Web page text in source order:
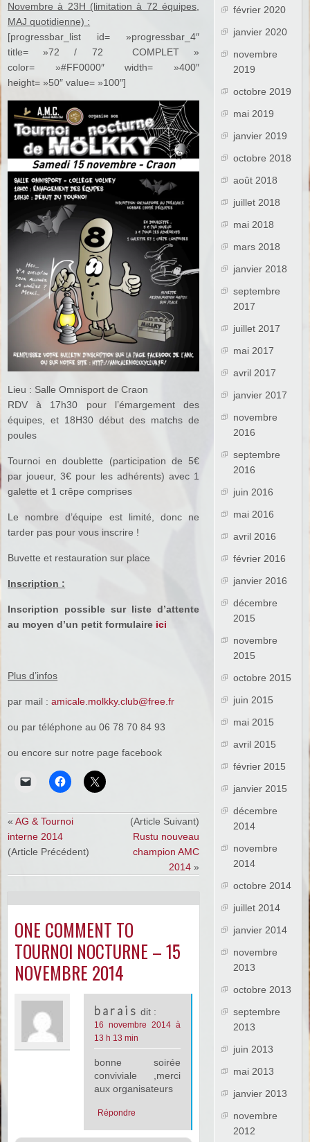
Novembre à 23H (limitation à 72 équipes,
MAJ quotidienne) :
[progressbar_list id= »progressbar_4″
title= »72 / 72 COMPLET »
color= »#FF0000″ width= »400″
height= »50″ value= »100″]
Lieu : Salle Omnisport de Craon
RDV à 17h30 pour l’émargement des
équipes, et 18H30 début des matchs de
poules
Tournoi en doublette (participation de 5€
par joueur, 3€ pour les adhérents) avec 1
galette et 1 crêpe comprises
Le nombre d’équipe est limité, donc ne
tarder pas pour vous inscrire !
Buvette et restauration sur place
Inscription :
Inscription possible sur liste d’attente
au moyen d’un petit formulaire ici
Plus d’infos
par mail :amicale.molkky.club@free.fr
ou par téléphone au 06 78 70 84 93
ou encore sur notre page facebook
«AG & Tournoi
interne 2014
(Article Précédent)
(Article Suivant)
Rustu nouveau
champion AMC
2014»
ONE COMMENT TO
TOURNOI NOCTURNE – 15
NOVEMBRE 2014
barais dit :
16 novembre 2014 à
13 h 13 min
bonne soirée
conviviale ,merci
aux organisateurs
Répondre
février 2020
janvier 2020
novembre
2019
octobre 2019
mai 2019
janvier 2019
octobre 2018
août 2018
juillet 2018
mai 2018
mars 2018
janvier 2018
septembre
2017
juillet 2017
mai 2017
avril 2017
janvier 2017
novembre
2016
septembre
2016
juin 2016
mai 2016
avril 2016
février 2016
janvier 2016
décembre
2015
novembre
2015
octobre 2015
juin 2015
mai 2015
avril 2015
février 2015
janvier 2015
décembre
2014
novembre
2014
octobre 2014
juillet 2014
janvier 2014
novembre
2013
octobre 2013
septembre
2013
juin 2013
mai 2013
janvier 2013
novembre
2012